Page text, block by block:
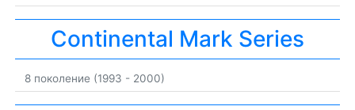
Continental Mark Series
8 поколение (1993 - 2000)